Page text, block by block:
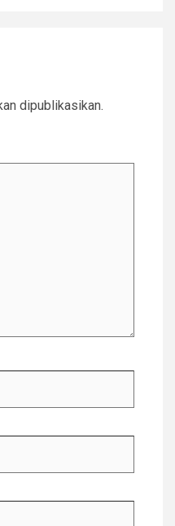
dipublikasikan.